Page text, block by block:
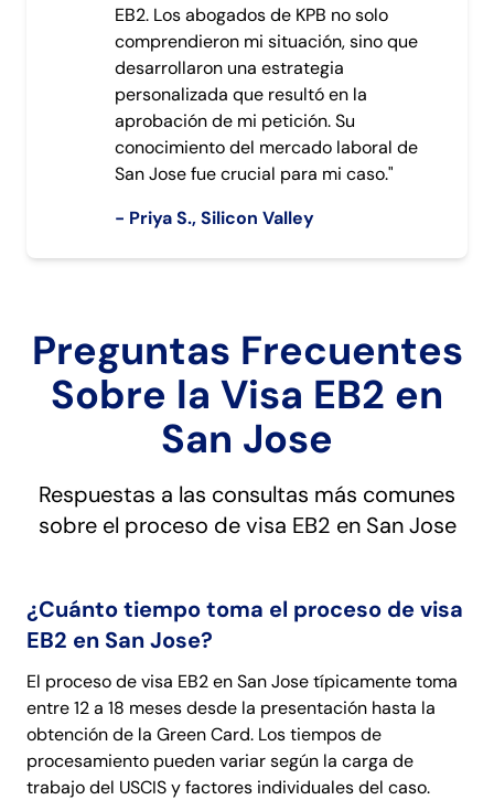
EB2. Los abogados de KPB no solo
comprendieron mi situación, sino que
desarrollaron una estrategia
personalizada que resultó en la
aprobación de mi petición. Su
conocimiento del mercado laboral de
San Jose fue crucial para mi caso."
- Priya S., Silicon Valley
Preguntas Frecuentes
Sobre la Visa EB2 en
San Jose
Respuestas a las consultas más comunes
sobre el proceso de visa EB2 en San Jose
¿Cuánto tiempo toma el proceso de visa
EB2 en San Jose?
El proceso de visa EB2 en San Jose típicamente toma
entre 12 a 18 meses desde la presentación hasta la
obtención de la Green Card. Los tiempos de
procesamiento pueden variar según la carga de
trabajo del USCIS y factores individuales del caso.